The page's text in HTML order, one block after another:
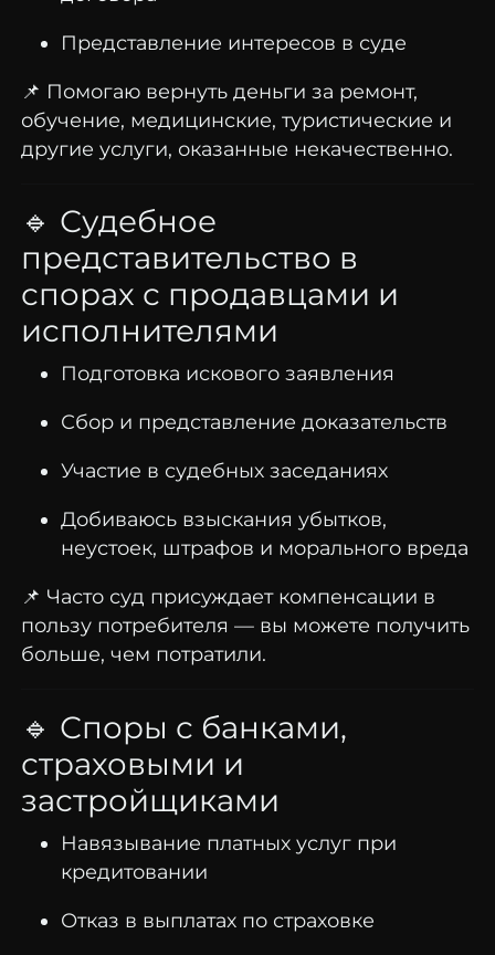
Представление интересов в суде
📌 Помогаю вернуть деньги за ремонт,
обучение, медицинские, туристические и
другие услуги, оказанные некачественно.
🔹 Судебное
представительство в
спорах с продавцами и
исполнителями
Подготовка искового заявления
Сбор и представление доказательств
Участие в судебных заседаниях
Добиваюсь взыскания убытков,
неустоек, штрафов и морального вреда
📌 Часто суд присуждает компенсации в
пользу потребителя — вы можете получить
больше, чем потратили.
🔹 Споры с банками,
страховыми и
застройщиками
Навязывание платных услуг при
кредитовании
Отказ в выплатах по страховке